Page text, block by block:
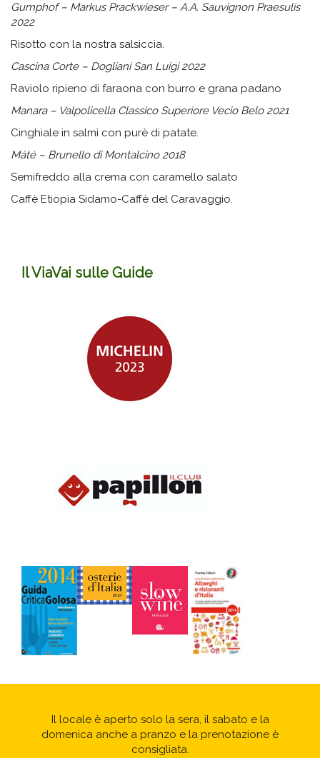
Gumphof – Markus Prackwieser – A.A. Sauvignon Praesulis
2022
Risotto con la nostra salsiccia.
Cascina Corte – Dogliani San Luigi 2022
Raviolo ripieno di faraona con burro e grana padano
Manara – Valpolicella Classico Superiore Vecio Belo 2021
Cinghiale in salmì con purè di patate.
Máté – Brunello di Montalcino 2018
Semifreddo alla crema con caramello salato
Caffè Etiopia Sidamo-Caffè del Caravaggio.
Il ViaVai sulle Guide
Il locale è aperto solo la sera, il sabato e la
domenica anche a pranzo e la prenotazione è
consigliata.